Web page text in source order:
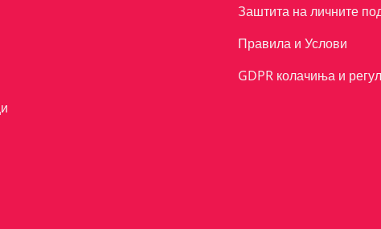
Заштита на личните
Правила и Услови
GDPR колачиња и